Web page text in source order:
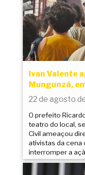
Ivan Valente
Mungunzá,
22 de agosto
O prefeito
teatro do local,
Civil ameaçou
ativistas da cena
interromper a